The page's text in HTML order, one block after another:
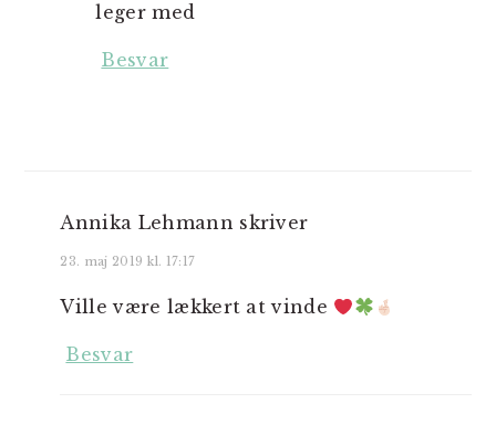
leger med
Besvar
Annika Lehmann skriver
23. maj 2019 kl. 17:17
Ville være lækkert at vinde
Besvar